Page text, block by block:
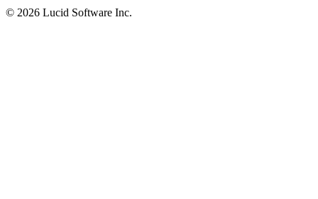
© 2026 Lucid Software Inc.